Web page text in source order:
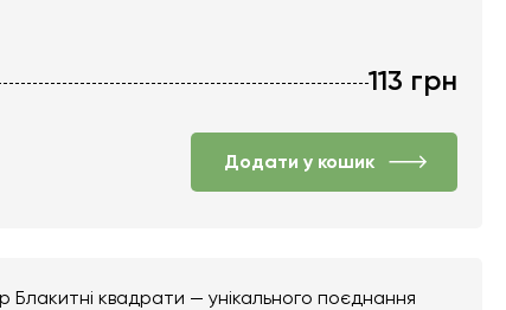
113 грн
Додати у кошик
квадрати — унікального поєднання